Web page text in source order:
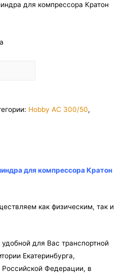
для компрессора Кратон
Hobby AC 300/50,
для компрессора Кратон
как физическим, так и
для Вас транспортной
Екатеринбурга,
Федерации, в